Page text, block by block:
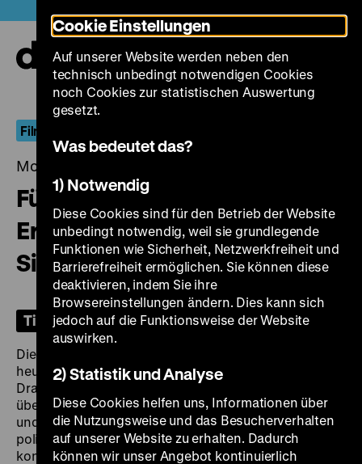
zum
Seiteninhalt
springen
FilmDokument
Montag, 24. Oktober 2022, 19.00 Uhr
Für das Verstehen und den
Erhalt der Natur – Christine und
Siegfried Bergmann
Tickets
Die Filme von Christine und Siegfried Bergmann sind
heute nahezu unbekannt. Dabei wirkten die
Dramaturgin und der Regiekameramann ab 1971 in
über 70 Filmen über biologische Prozesse, die Natur
und insbesondere den Naturschutz – weit über die
politische Wende hinaus. Über die Arbeit zu
konventionellen agrarischen Themen und
Cookie Einstellungen
Auf unserer Website werden neben den
technisch unbedingt notwendigen Cookies
noch Cookies zur statistischen Auswertung
gesetzt.
Was bedeutet das?
1) Notwendig
Diese Cookies sind für den Betrieb der Website
unbedingt notwendig, weil sie grundlegende
Funktionen wie Sicherheit, Netzwerkfreiheit und
Barrierefreiheit ermöglichen. Sie können diese
deaktivieren, indem Sie ihre
Browsereinstellungen ändern. Dies kann sich
jedoch auf die Funktionsweise der Website
auswirken.
2) Statistik und Analyse
Diese Cookies helfen uns, Informationen über
die Nutzungsweise und das Besucherverhalten
auf unserer Website zu erhalten. Dadurch
können wir unser Angebot kontinuierlich